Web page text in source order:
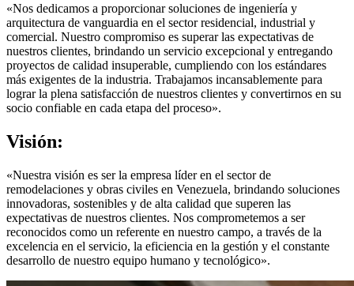
«Nos dedicamos a proporcionar soluciones de ingeniería y
arquitectura de vanguardia en el sector residencial, industrial y
comercial. Nuestro compromiso es superar las expectativas de
nuestros clientes, brindando un servicio excepcional y entregando
proyectos de calidad insuperable, cumpliendo con los estándares
más exigentes de la industria. Trabajamos incansablemente para
lograr la plena satisfacción de nuestros clientes y convertirnos en su
socio confiable en cada etapa del proceso».
Visión:
«Nuestra visión es ser la empresa líder en el sector de
remodelaciones y obras civiles en Venezuela, brindando soluciones
innovadoras, sostenibles y de alta calidad que superen las
expectativas de nuestros clientes. Nos comprometemos a ser
reconocidos como un referente en nuestro campo, a través de la
excelencia en el servicio, la eficiencia en la gestión y el constante
desarrollo de nuestro equipo humano y tecnológico».